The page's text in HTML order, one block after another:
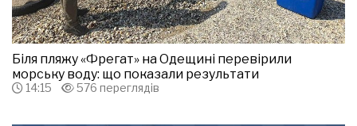
Біля пляжу «Фрегат» на Одещині перевірили
морську воду: що показали результати
14:15 576 переглядів